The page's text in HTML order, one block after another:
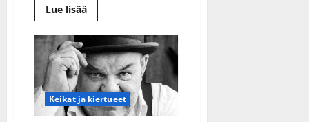
Lue lisääLue
lisää
Muistatko
Anneli
Pasasen?
70-
luvun
iskelmätähti
tekee
nyt
harvinaisen
Keikat ja kiertueet